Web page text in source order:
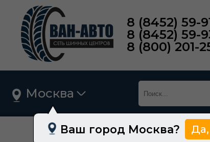
8 (8452) 59-
8 (8452) 59-
8 (800) 201-
Москва
Ваш город Москва?
О нас